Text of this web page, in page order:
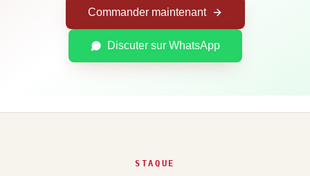
Commander maintenant
Discuter sur WhatsApp
STAQUE